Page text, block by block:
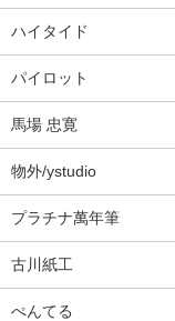
ハイタイド
パイロット
馬場 忠寛
物外/ystudio
プラチナ萬年筆
古川紙工
ぺんてる